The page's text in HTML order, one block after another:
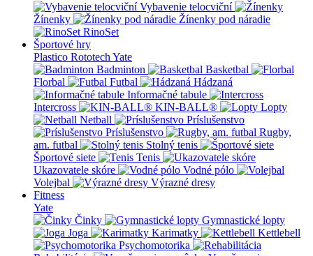
Vybavenie telocviční
Žínenky
Žínenky pod náradie
RinoSet
Športové hry
Plastico Rototech Yate
Badminton
Basketbal
Florbal
Futbal
Hádzaná
Informačné tabule
Intercross
KIN-BALL®
Lopty
Netball
Príslušenstvo
Príslušenstvo
Rugby,
am. futbal
Stolný tenis
Športové siete
Tenis
Ukazovatele skóre
Vodné pólo
Volejbal
Výrazné dresy
Fitness
Yate
Činky
Gymnastické lopty
Joga
Karimatky
Kettlebell
Psychomotorika